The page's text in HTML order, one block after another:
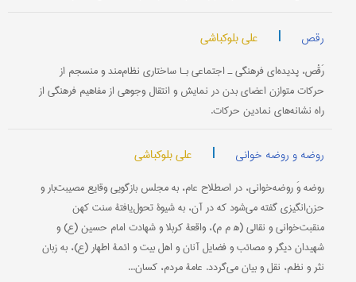
رقص | علی بلوکباشی
رَقْص، پدیده‌ای فرهنگی ـ اجتماعی بـا ساختاری نظام‌مند و منسجم از
حرکات متوازن اعضای بدن در نمایش و انتقال وجوهی از مفاهیم فرهنگی از
راه نشانه‌های نمادین حرکات.
روضه و روضه خوانی | علی بلوکباشی
روضه وَ روضه‌خوانی، در اصطلاح عام، به مجلس بازگویی وقایع مصیبت‌بار و
حزن‌انگیزی گفته می‌شود که در آن، به شیوۀ تحول‌یافتۀ سنت کهن
منقبت‌خوانی و نقالی (ه‍ م م)، واقعۀ کربلا و شهادت امام حسین (ع) و
شهیدان دیگر و مصائب و فضایل آنان و اهل بیت و ائمۀ اطهار (ع)، به زبان
نثر و نظم، نقل و بیان می‌گردد. عامۀ مردم، کسان...